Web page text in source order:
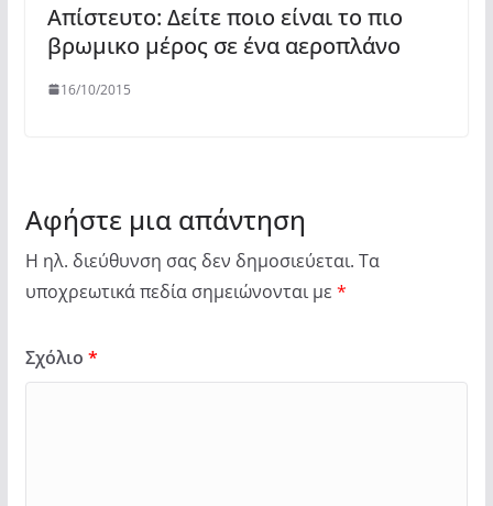
Απίστευτο: Δείτε ποιο είναι το πιο
βρωμικο μέρος σε ένα αεροπλάνο
16/10/2015
Αφήστε μια απάντηση
Η ηλ. διεύθυνση σας δεν δημοσιεύεται. Τα
υποχρεωτικά πεδία σημειώνονται με *
Σχόλιο *